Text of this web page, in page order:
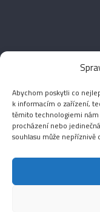
Abychom poskytli co
k informacím o zařízení,
těmito technologiemi
procházení nebo
souhlasu může